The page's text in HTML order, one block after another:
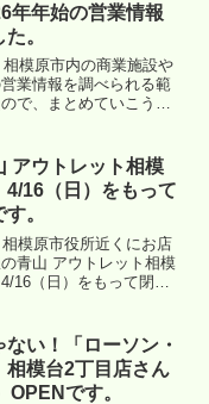
年年始の営業情報
。
模原市内の商業施設や
業情報を調べられる範
で、まとめていこうと
アウトレット相模
4/16（日）をもって
。
模原市役所近くにお店
青山 アウトレット相模
16（日）をもって閉店
い！「ローソン・
相模台2丁目店さん
OPENです。